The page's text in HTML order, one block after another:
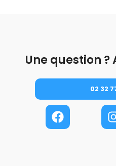
Une question
02 32